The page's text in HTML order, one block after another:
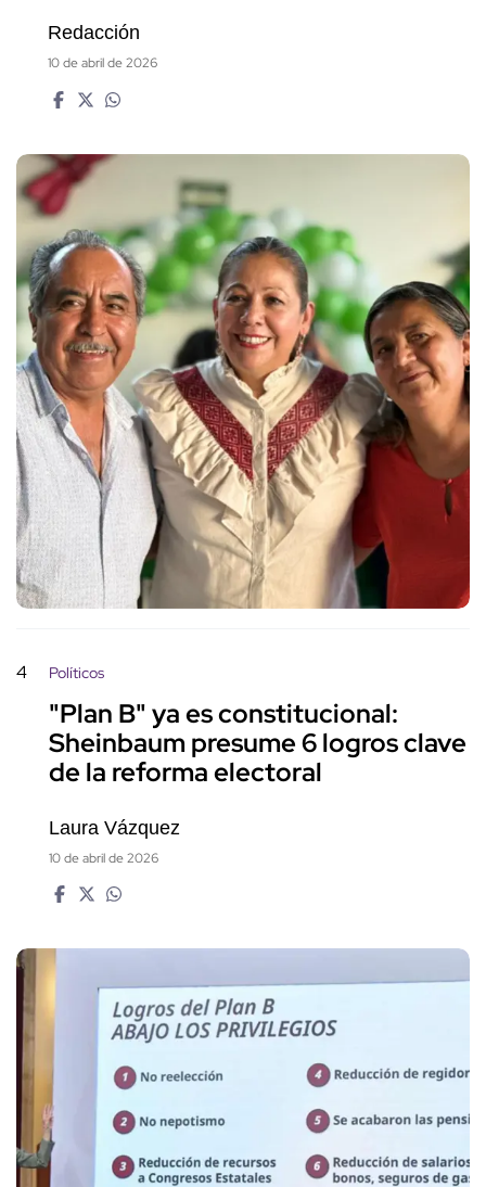
Redacción
10 de abril de 2026
4 Políticos
"Plan B" ya es constitucional:
Sheinbaum presume 6 logros clave
de la reforma electoral
Laura Vázquez
10 de abril de 2026